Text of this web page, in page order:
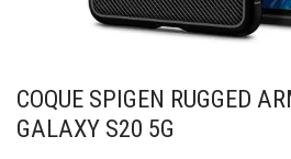
COQUE SPIGEN RUGGED
GALAXY S20 5G